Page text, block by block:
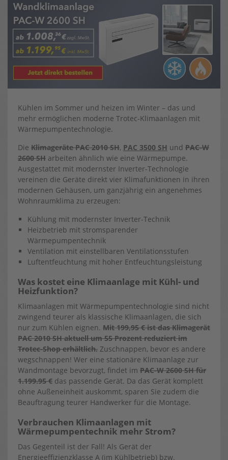
Kühlen im Sommer und heizen im Winter – das und
mehr ermöglichen moderne Trotec-Klimaanlagen mit
Wärmepumpentechnologie.
Die Klimageräte PAC 2010 SH, PAC 3500 SH und PAC-W
2600 SH arbeiten ähnlich wie eine Wärmepumpe.
Ausgestattet mit modernster Inverter-Technologie
vereinen die Geräte direkt vier Klimafunktionen in ihren
modernen Gehäusen, um ganzjährig ein angenehmes
Wohnraumklima zu erzeugen:
Kühlung mit modernster Inverter-Technik
Heizbetrieb mit stromsparender
Wärmepumpentechnik
Ventilation mit einstellbaren Ventilationsstufen
Luftentfeuchtung mit hoher Entfeuchtungsleistung
Was kostet eine Klimaanlage mit Kühl- und
Heizfunktion?
Klimaanlagen mit Wärmepumpentechnologie sind nicht
zwingend teurer als klassische Klimaanlagen, die sich
nur zum Kühlen eignen. Mit 199,95 € ist das Klimagerät
PAC 2010 SH aktuell um 55 Prozent reduziert im
Trotec-Shop erhältlich. Zuschnappen, bevor es andere
wegschnappen! Wer eine stationäre Klimaanlage zur
Wandmontage bevorzugt, findet im PAC-W 2600 SH für
1.199.95 € das passende Gerät. Da das Gerät komplett
ohne Außeneinheit auskommt, sparen Sie zudem die
Beauftragung teurer Handwerker für die Montage.
Verbrauchen Klimaanlagen mit
Wärmepumpentechnik mehr Strom?
Das Gegenteil ist der Fall! Als Gerät der
Energieeffizienzklasse A (im Kühlbetrieb) bzw.